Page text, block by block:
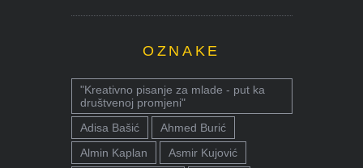
OZNAKE
"Kreativno pisanje za mlade - put ka
društvenoj promjeni"
Adisa Bašić
Ahmed Burić
Almin Kaplan
Asmir Kujović